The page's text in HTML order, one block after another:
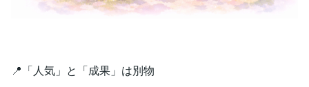
📍「人気」と「成果」は別物